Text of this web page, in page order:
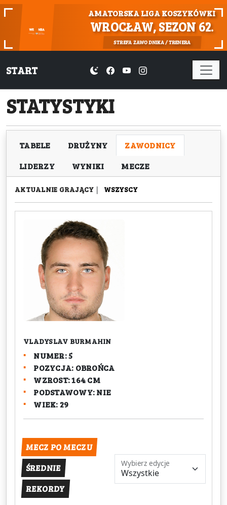
AMATORSKA LIGA KOSZYKÓWKI
WROCŁAW, SEZON 62.
STREFA ZAWODNIKA / TRENERA
START
STATYSTYKI
TABELE DRUŻYNY
ZAWODNICY
LIDERZY
WYNIKI MECZE
AKTUALNIE GRAJĄCY | WSZYSCY
VLADYSLAV BURMAHIN
NUMER: 5
POZYCJA: OBROŃCA
WZROST: 164 CM
PODSTAWOWY: NIE
WIEK: 29
MECZ PO MECZU
ŚREDNIE
REKORDY
Wybierz edycje